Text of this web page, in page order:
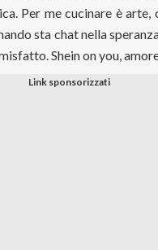
Per me cucinare è
sta chat nella
Shein on you,